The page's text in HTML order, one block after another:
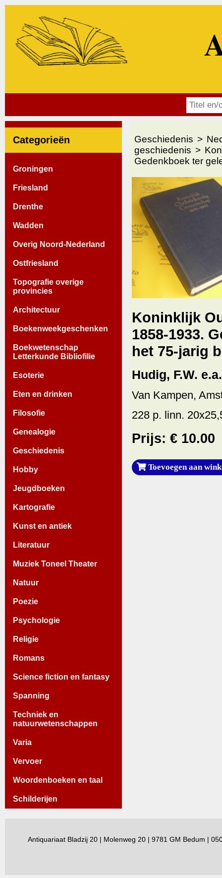
Categorieën
Groningen
Friesland
Drenthe
Wadden
Overig Noord-Nederland
Ostfriesland
Topografie overige
provincies
Architectuur
Boekenweekgeschenken
Boekwetenschap
Letterkunde Bibliofilie
Esoterie
Eten en drinken
Filosofie
Genealogie
Geschiedenis
Hobby
Jeugdboeken
Kartografie
Kunst en antiek
Literatuur
Muziek Toneel Theater
Natuur
Poezie
Psychologie
Religie
Romans
Science fiction en fantasy
Spanning
Techniek en
natuurwetenschappen
Varia
Vervoer
Woordenboeken en taal
Schilderijen
Geschiedenis
geschiedenis
Gedenkboek ter
Koninklijk
1858-1933.
het 75-jarig
Hudig, F.W. e.a.
Van Kampen,
228 p. linn.
Prijs: € 10.00
Toevoegen aan
Antiquariaat Bladzij 20 | Molenweg 20 | 9781 GM Bedum |